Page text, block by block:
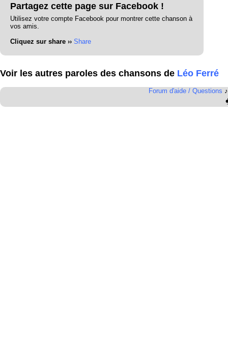
Partagez cette page sur Facebook !
Utilisez votre compte Facebook pour montrer cette chanson à
vos amis.
Cliquez sur share ›› Share
Voir les autres paroles des chansons de Léo Ferré
Forum d'aide / Questions